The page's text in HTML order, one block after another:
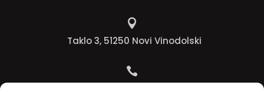

Taklo 3, 51250 Novi Vinodolski
